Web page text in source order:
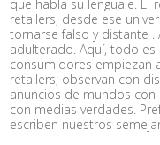
que habla su lenguaje. El
retailers, desde ese
tornarse falso y distante
adulterado. Aquí, todo es
consumidores empiezan
retailers; observan con
anuncios de mundos
con medias verdades.
escriben nuestros